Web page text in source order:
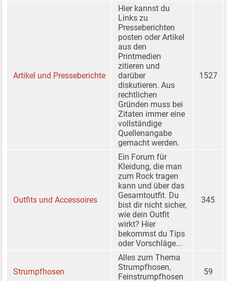
Artikel und Presseberichte
Hier kannst du
Links zu
Presseberichten
posten oder Artikel
aus den
Printmedien
zitieren und
darüber
diskutieren. Aus
rechtlichen
Gründen muss bei
Zitaten immer eine
vollständige
Quellenangabe
gemacht werden.
1527
Outfits und Accessoires
Ein Forum für
Kleidung, die man
zum Rock tragen
kann und über das
Gesamtoutfit. Du
bist dir nicht sicher,
wie dein Outfit
wirkt? Hier
bekommst du Tips
oder Vorschläge...
345
Strumpfhosen
Alles zum Thema
Strumpfhosen,
Feinstrumpfhosen
59